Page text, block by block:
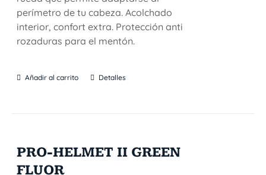
perímetro de tu cabeza. Acolchado
interior, confort extra. Protección anti
rozaduras para el mentón.
Añadir al carrito Detalles
PRO-HELMET II GREEN
FLUOR